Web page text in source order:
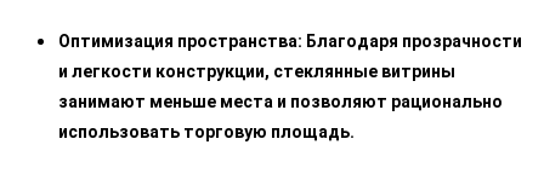
Оптимизация пространства: Благодаря прозрачности
и легкости конструкции, стеклянные витрины
занимают меньше места и позволяют рационально
использовать торговую площадь.